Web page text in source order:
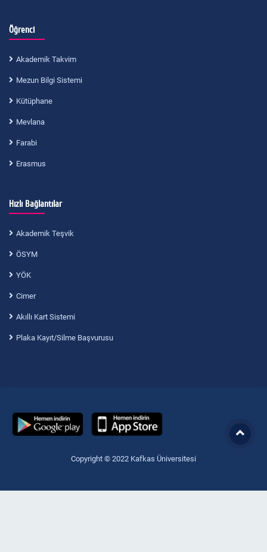
Öğrenci
Akademik Takvim
Mezun Bilgi Sistemi
Kütüphane
Mevlana
Farabi
Erasmus
Hızlı Bağlantılar
Akademik Teşvik
ÖSYM
YÖK
Cimer
Akıllı Kart Sistemi
Plaka Kayıt/Silme Başvurusu
Copyright © 2022 Kafkas Üniversitesi